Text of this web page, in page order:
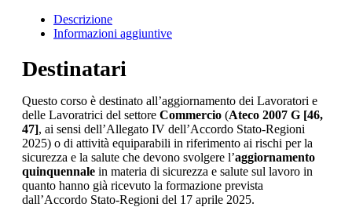
Descrizione
Informazioni aggiuntive
Destinatari
Questo corso è destinato all’aggiornamento dei Lavoratori e
delle Lavoratrici del settore Commercio (Ateco 2007 G [46,
47], ai sensi dell’Allegato IV dell’Accordo Stato-Regioni
2025) o di attività equiparabili in riferimento ai rischi per la
sicurezza e la salute che devono svolgere l’aggiornamento
quinquennale in materia di sicurezza e salute sul lavoro in
quanto hanno già ricevuto la formazione prevista
dall’Accordo Stato-Regioni del 17 aprile 2025.